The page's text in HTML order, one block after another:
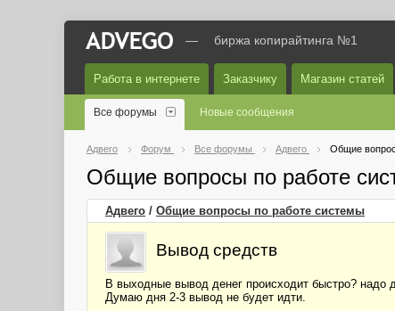
— биржа копирайтинга №1
Работа в интернете Заказчику Магазин статей
Все форумы Новые сообщения
Адвего Форум Все форумы Адвего Общие
Общие вопросы по работе
Адвего / Общие вопросы по работе системы
Вывод средств
В выходные вывод денег происходит быстро? надо
Думаю дня 2-3 вывод не будет идти.